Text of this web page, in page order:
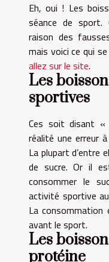
Eh, oui ! Les
séance de sport.
raison des
mais voici ce qui
allez sur le site.
Les
sportives
Ces soit disant
réalité une erreur
La plupart d’entre
de sucre. Or il
consommer le
activité sportive
La
avant le sport.
Les
protéine